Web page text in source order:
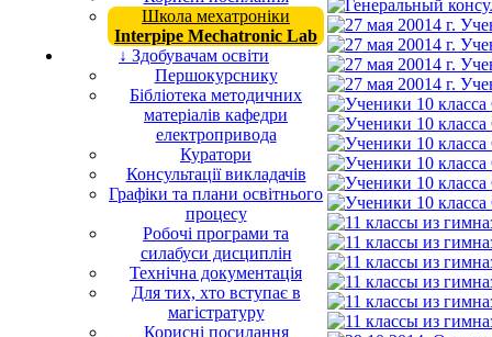
Школа мехатроніки
Interpipe Mechatronic Lab
↓ Здобувачам освіти
Першокурснику
Бібліотека методичних
матеріалів кафедри
електропривода
Куратори
Консультації викладачів
Графіки та плани освітнього
процесу
Робочі програми та
силабуси дисциплін
Технічна документація
Для тих, хто вступає в
магістратуру
Корисні посилання